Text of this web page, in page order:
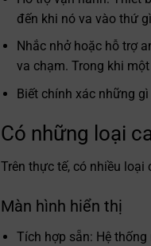
đến khi nó va vào thứ
Nhắc nhở hoặc hỗ trợ
va chạm. Trong khi
Biết chính xác những
Có những loại
Trên thực tế, có nhiều
Màn hình hiển thị
Tích hợp sẵn: Hệ